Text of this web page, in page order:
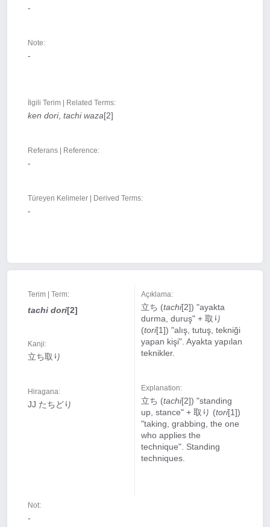
-
Note:
-
İlgili Terim | Related Terms:
ken dori, tachi waza[2]
Referans | Reference:
-
Türeyen Kelimeler | Derived Terms:
-
Terim | Term:
tachi dori[2]
Kanji:
立ち取り
Hiragana:
JJ たちどり
Açıklama:
立ち (tachi[2]) "ayakta
durma, duruş" + 取り
(tori[1]) "alış, tutuş, tekniği
yapan kişi". Ayakta yapılan
teknikler.
Explanation:
立ち (tachi[2]) "standing
up, stance" + 取り (tori[1])
"taking, grabbing, the one
who applies the
technique". Standing
techniques.
Not:
-